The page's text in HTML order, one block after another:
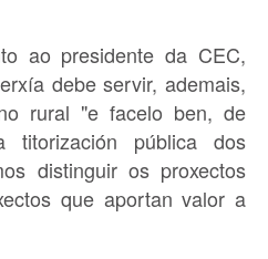
ao presidente da CEC,
debe servir, ademais,
rural "e facelo ben, de
titorización pública dos
distinguir os proxectos
que aportan valor a